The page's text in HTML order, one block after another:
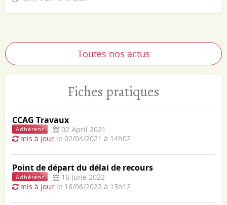
Toutes nos actus
Fiches pratiques
CCAG Travaux
Adhérent
02 April 2021
mis à jourle 02/04/2021 à 14h02
Point de départ du délai de recours
Adhérent
16 June 2022
mis à jourle 16/06/2022 à 13h12